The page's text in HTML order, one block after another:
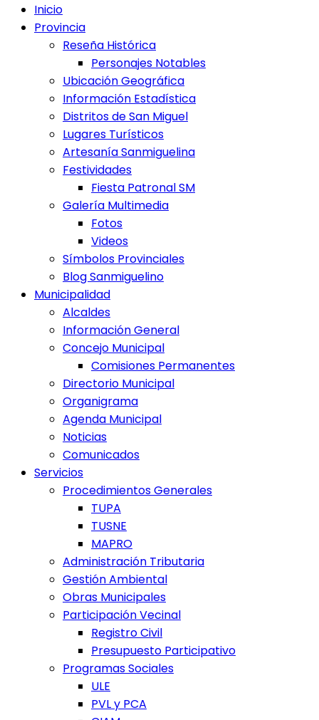
Inicio
Provincia
Reseña Histórica
Personajes Notables
Ubicación Geográfica
Información Estadística
Distritos de San Miguel
Lugares Turísticos
Artesanía Sanmiguelina
Festividades
Fiesta Patronal SM
Galería Multimedia
Fotos
Videos
Símbolos Provinciales
Blog Sanmiguelino
Municipalidad
Alcaldes
Información General
Concejo Municipal
Comisiones Permanentes
Directorio Municipal
Organigrama
Agenda Municipal
Noticias
Comunicados
Servicios
Procedimientos Generales
TUPA
TUSNE
MAPRO
Administración Tributaria
Gestión Ambiental
Obras Municipales
Participación Vecinal
Registro Civil
Presupuesto Participativo
Programas Sociales
ULE
PVL y PCA